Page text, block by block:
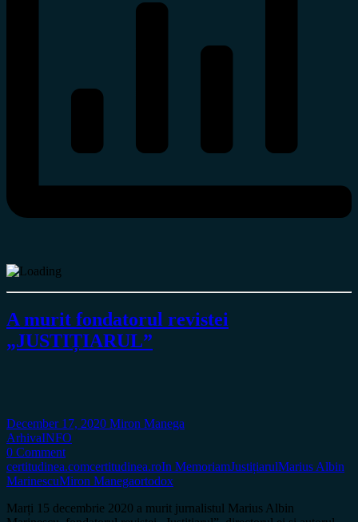
A murit fondatorul revistei
„JUSTIȚIARUL”
December 17, 2020 Miron Manega
ArhivaINFO
0 Comment
certitudinea.comcertitudinea.roIn MemoriamJustițiarulMarius Albin
MarinescuMiron Manegaortodox
Marți 15 decembrie 2020 a murit jurnalistul Marius Albin